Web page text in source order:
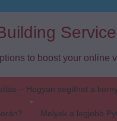
to boost your online
– Hogyan segíthet a
Melyek a legjobb